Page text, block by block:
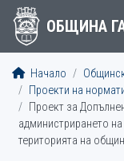
ОБЩИНА
Начало
Проекти на
Проект за
администрирането
територията на